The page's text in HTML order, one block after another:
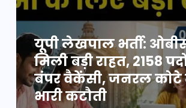
यूपी न्यूज़: नौकरों ने
को 5 साल घर में बनाया
बुजुर्ग की मौत, बेटी बनी
‘कंकाल’
यूपी लेखपाल भर्ती:
मिली बड़ी राहत, 2158
बंपर वैकेंसी, जनरल कोटे
भारी कटौती